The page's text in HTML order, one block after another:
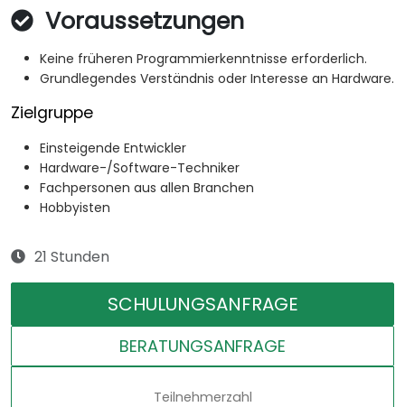
Voraussetzungen
Keine früheren Programmierkenntnisse erforderlich.
Grundlegendes Verständnis oder Interesse an Hardware.
Zielgruppe
Einsteigende Entwickler
Hardware-/Software-Techniker
Fachpersonen aus allen Branchen
Hobbyisten
21 Stunden
SCHULUNGSANFRAGE
BERATUNGSANFRAGE
Teilnehmerzahl